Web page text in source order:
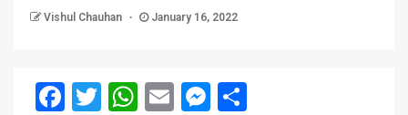
Vishul Chauhan January 16, 2022
Facebook
Twitter
WhatsApp
EmailMessenger